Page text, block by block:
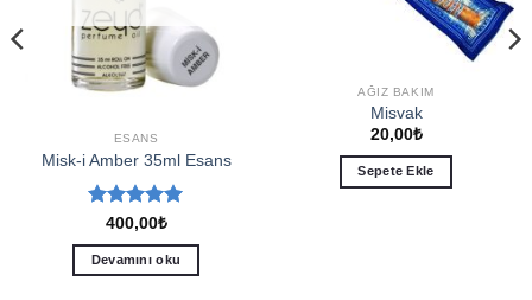
ESANS
Misk-i Amber 35ml Esans
5 üzerinden
5oy aldı
400,00₺
Devamını oku
AĞIZ BAKIM
Misvak
20,00₺
Sepete Ekle